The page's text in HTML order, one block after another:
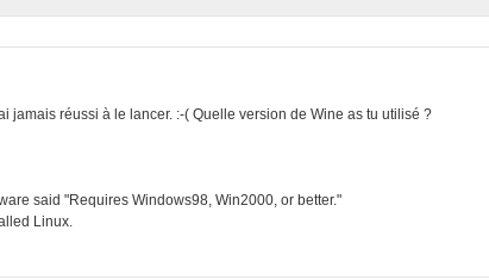
jamais réussi à le lancer. :-( Quelle version de Wine as tu utilisé ?
said "Requires Windows98, Win2000, or better."
Linux.